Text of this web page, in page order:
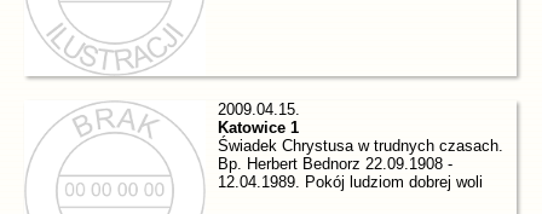
2009.04.15.
Katowice 1
Świadek Chrystusa w trudnych czasach.
Bp. Herbert Bednorz 22.09.1908 -
12.04.1989. Pokój ludziom dobrej woli